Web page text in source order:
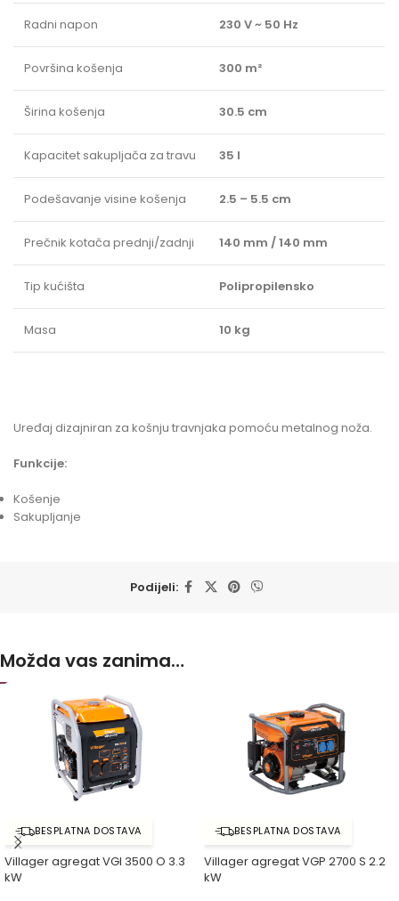
Radni napon 230 V ~ 50 Hz
Površina košenja 300 m²
Širina košenja 30.5 cm
Kapacitet sakupljača za travu 35 l
Podešavanje visine košenja 2.5 – 5.5 cm
Prečnik kotača prednji/zadnji 140 mm / 140 mm
Tip kućišta Polipropilensko
Masa 10 kg
Uređaj dizajniran za košnju travnjaka pomoću metalnog noža.
Funkcije:
Košenje
Sakupljanje
Podijeli:
Možda vas zanima…
BESPLATNA DOSTAVA
Villager agregat VGI 3500 O 3.3
kW
BESPLATNA DOSTAVA
Villager agregat VGP 2700 S 2.2
kW